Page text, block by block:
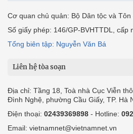
Cơ quan chủ quản: Bộ Dân tộc và Tôn
Số giấy phép: 146/GP-BVHTTDL, cấp
Tổng biên tập: Nguyễn Văn Bá
Liên hệ tòa soạn
Địa chỉ: Tầng 18, Toà nhà Cục Viễn
Đình Nghệ, phường Cầu Giấy, TP. Hà
Điện thoại: 02439369898 - Hotline:
Email: vietnamnet@vietnamnet.vn